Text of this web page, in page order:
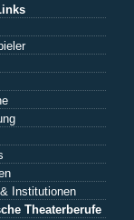
Institutionen
Theaterberufe